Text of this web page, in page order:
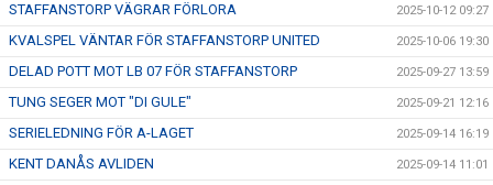
STAFFANSTORP VÄGRAR FÖRLORA 2025-10-12 09:27
KVALSPEL VÄNTAR FÖR STAFFANSTORP UNITED 2025-10-06 19:30
DELAD POTT MOT LB 07 FÖR STAFFANSTORP 2025-09-27 13:59
TUNG SEGER MOT "DI GULE" 2025-09-21 12:16
SERIELEDNING FÖR A-LAGET 2025-09-14 16:19
KENT DANÅS AVLIDEN 2025-09-14 11:01